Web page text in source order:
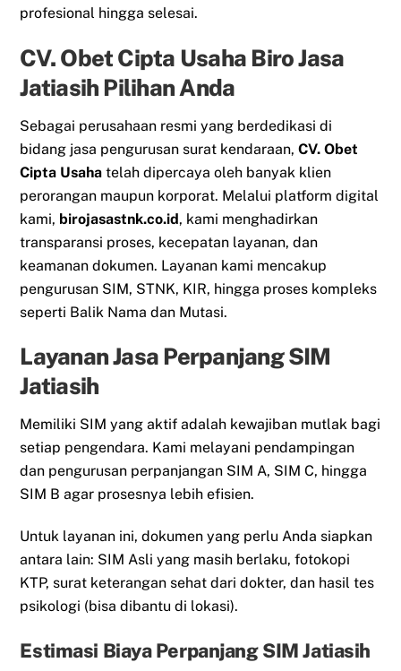
profesional hingga selesai.
CV. Obet Cipta Usaha Biro Jasa
Jatiasih Pilihan Anda
Sebagai perusahaan resmi yang berdedikasi di
bidang jasa pengurusan surat kendaraan,CV. Obet
Cipta Usaha telah dipercaya oleh banyak klien
perorangan maupun korporat. Melalui platform digital
kami, birojasastnk.co.id, kami menghadirkan
transparansi proses, kecepatan layanan, dan
keamanan dokumen. Layanan kami mencakup
pengurusan SIM, STNK, KIR, hingga proses kompleks
seperti Balik Nama dan Mutasi.
Layanan Jasa Perpanjang SIM
Jatiasih
Memiliki SIM yang aktif adalah kewajiban mutlak bagi
setiap pengendara. Kami melayani pendampingan
dan pengurusan perpanjangan SIM A, SIM C, hingga
SIM B agar prosesnya lebih efisien.
Untuk layanan ini, dokumen yang perlu Anda siapkan
antara lain: SIM Asli yang masih berlaku, fotokopi
KTP, surat keterangan sehat dari dokter, dan hasil tes
psikologi (bisa dibantu di lokasi).
Estimasi Biaya Perpanjang SIM Jatiasih